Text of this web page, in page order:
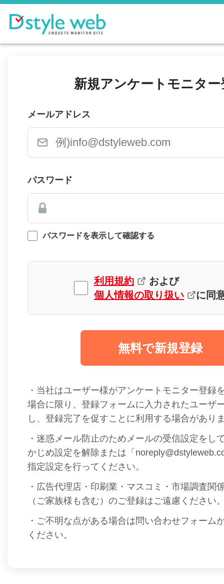
新規アンケートモニター
メールアドレス
パスワード
パスワードを表示して確認する
利用規約
および
個人情報の取り扱い
に同
無料で新規登録
・当社はユーザー様がアンケートモニター登録
場合に限り、登録フォームに入力されたユーザ
し、登録完了を促すことに利用する場合があり
・迷惑メール防止のためメールの受信設定をし
かじめ設定を解除または「
指定設定を行ってください。
・広告代理店・印刷業・マスコミ・市場調査関
（ご家族様も含む）のご登録はご遠慮ください
・ご不明な点がある場合は問い合わせフォーム
ください。